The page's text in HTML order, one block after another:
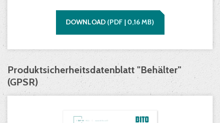
DOWNLOAD (PDF | 0,16MB)
Produktsicherheitsdatenblatt "Behälter"
(GPSR)